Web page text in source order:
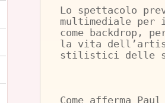
Lo spettacolo
multimediale per
come backdrop,
la vita
stilistici delle
Come afferma